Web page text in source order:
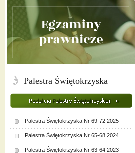
Palestra Świętokrzyska
Palestra Świętokrzyska Nr 69-72 2025
Palestra Świętokrzyska Nr 65-68 2024
Palestra Świętokrzyska Nr 63-64 2023